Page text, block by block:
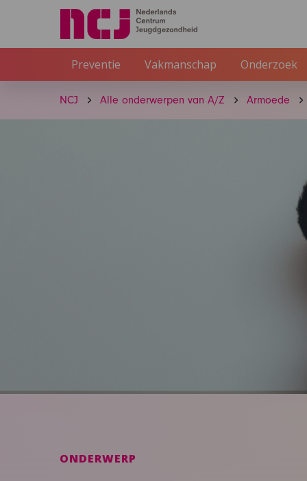
Preventie Vakmanschap Onderzoek
NCJ Alle onderwerpen van A/Z Armoede
ONDERWERP